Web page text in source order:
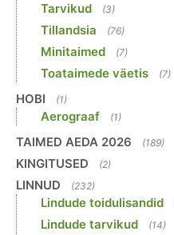
Tarvikud (3)
Tillandsia (76)
Minitaimed (7)
Toataimede väetis (7)
HOBI (1)
Aerograaf (1)
TAIMED AEDA 2026 (189)
KINGITUSED (2)
LINNUD (232)
Lindude toidulisandid
Lindude tarvikud (14)